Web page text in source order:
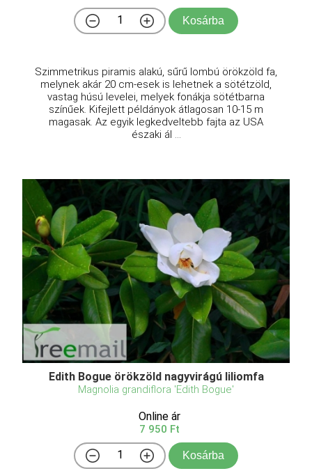
Kosárba
Szimmetrikus piramis alakú, sűrű lombú örökzöld fa,
melynek akár 20 cm-esek is lehetnek a sötétzöld,
vastag húsú levelei, melyek fonákja sötétbarna
színűek. Kifejlett példányok átlagosan 10-15 m
magasak. Az egyik legkedveltebb fajta az USA
északi ál ...
Edith Bogue örökzöld nagyvirágú liliomfa
Magnolia grandiflora 'Edith Bogue'
Online ár
7 950 Ft
Kosárba